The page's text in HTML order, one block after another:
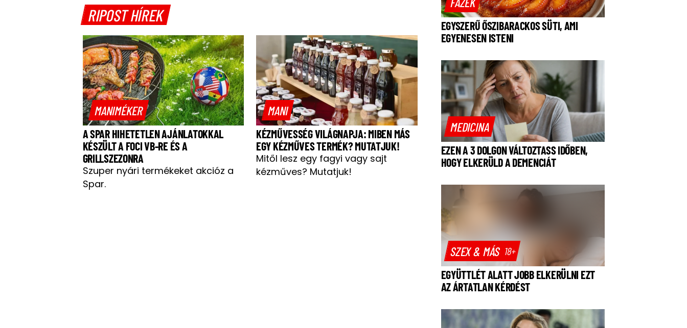
RIPOST HÍREK
MANIMÉKER
A SPAR HIHETETLEN AJÁNLATOKKAL
KÉSZÜLT A FOCI VB-RE ÉS A
GRILLSZEZONRA
Szuper nyári termékeket akcióz a
Spar.
MANI
KÉZMŰVESSÉG VILÁGNAPJA: MIBEN MÁS
EGY KÉZMŰVES TERMÉK? MUTATJUK!
Mitől lesz egy fagyi vagy sajt
kézműves? Mutatjuk!
EGYSZERŰ ŐSZIBARACKOS SÜTI, AMI
EGYENESEN ISTENI
MEDICINA
EZEN A 3 DOLGON VÁLTOZTASS IDŐBEN,
HOGY ELKERÜLD A DEMENCIÁT
SZEX & MÁS 18+
EGYÜTTLÉT ALATT JOBB ELKERÜLNI EZT
AZ ÁRTATLAN KÉRDÉST